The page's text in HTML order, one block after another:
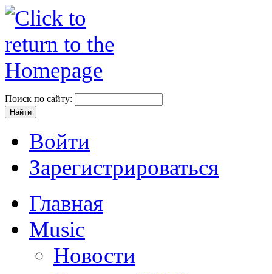
Поиск по сайту:
Войти
Зарегистрироваться
Главная
Music
Новости